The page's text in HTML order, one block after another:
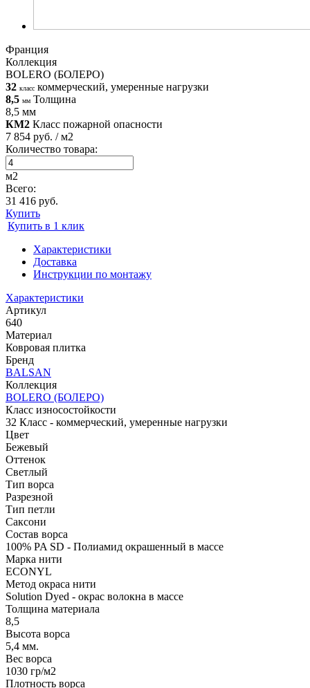
Франция
Коллекция
BOLERO (БОЛЕРО)
32 класс коммерческий, умеренные нагрузки
8,5 мм Толщина
8,5 мм
КМ2 Класс пожарной опасности
7 854 руб. / м2
Количество товара:
м2
Всего:
31 416 руб.
Купить
Купить в 1 клик
Характеристики
Доставка
Инструкции по монтажу
Характеристики
Артикул
640
Материал
Ковровая плитка
Бренд
BALSAN
Коллекция
BOLERO (БОЛЕРО)
Класс износостойкости
32 Класс - коммерческий, умеренные нагрузки
Цвет
Бежевый
Оттенок
Светлый
Тип ворса
Разрезной
Тип петли
Саксони
Состав ворса
100% PA SD - Полиамид окрашенный в массе
Марка нити
ECONYL
Метод окраса нити
Solution Dyed - окрас волокна в массе
Толщина материала
8,5
Высота ворса
5,4 мм.
Вес ворса
1030 гр/м2
Плотность ворса